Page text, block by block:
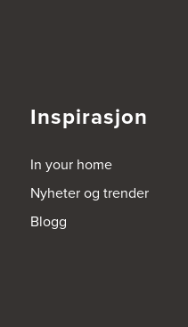
Inspirasjon
In your home
Nyheter og trender
Blogg